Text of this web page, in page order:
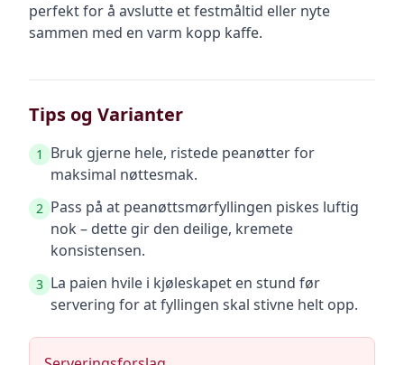
perfekt for å avslutte et festmåltid eller nyte
sammen med en varm kopp kaffe.
Tips og Varianter
1
Bruk gjerne hele, ristede peanøtter for
maksimal nøttesmak.
2 Pass på at peanøttsmørfyllingen piskes luftig
nok – dette gir den deilige, kremete
konsistensen.
3 La paien hvile i kjøleskapet en stund før
servering for at fyllingen skal stivne helt opp.